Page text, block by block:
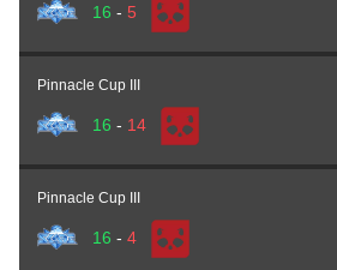
16 - 5
Pinnacle Cup III
16 - 14
Pinnacle Cup III
16 - 4